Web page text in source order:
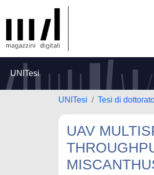
UNITesi
UNITesi Tesi di
UAV